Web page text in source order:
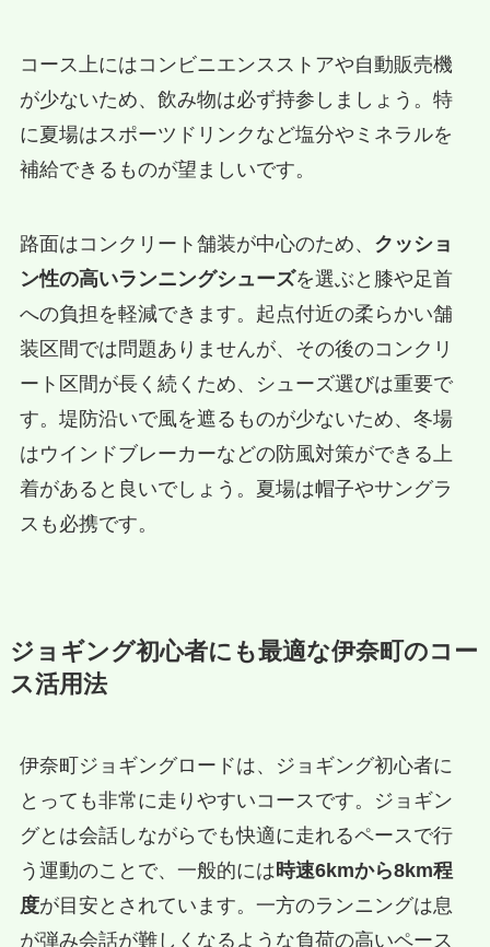
コース上にはコンビニエンスストアや自動販売機
が少ないため、飲み物は必ず持参しましょう。特
に夏場はスポーツドリンクなど塩分やミネラルを
補給できるものが望ましいです。
路面はコンクリート舗装が中心のため、 クッショ
ン性の高いランニングシューズを選ぶと膝や足首
への負担を軽減できます。起点付近の柔らかい舗
装区間では問題ありませんが、その後のコンクリ
ート区間が長く続くため、シューズ選びは重要で
す。堤防沿いで風を遮るものが少ないため、冬場
はウインドブレーカーなどの防風対策ができる上
着があると良いでしょう。夏場は帽子やサングラ
スも必携です。
ジョギング初心者にも最適な伊奈町のコー
ス活用法
伊奈町ジョギングロードは、ジョギング初心者に
とっても非常に走りやすいコースです。ジョギン
グとは会話しながらでも快適に走れるペースで行
う運動のことで、一般的には時速6kmから8km程
度が目安とされています。一方のランニングは息
が弾み会話が難しくなるような負荷の高いペース